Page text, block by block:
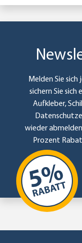
Melden Sie
sichern Sie sich
Aufkleber,
wieder
Prozent